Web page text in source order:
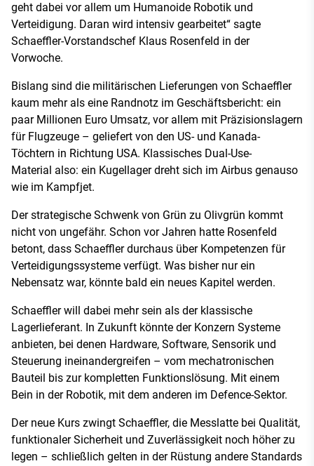
geht dabei vor allem um Humanoide Robotik und
Verteidigung. Daran wird intensiv gearbeitet“ sagte
Schaeffler-Vorstandschef Klaus Rosenfeld in der
Vorwoche.
Bislang sind die militärischen Lieferungen von Schaeffler
kaum mehr als eine Randnotz im Geschäftsbericht: ein
paar Millionen Euro Umsatz, vor allem mit Präzisionslagern
für Flugzeuge – geliefert von den US- und Kanada-
Töchtern in Richtung USA. Klassisches Dual-Use-
Material also: ein Kugellager dreht sich im Airbus genauso
wie im Kampfjet.
Der strategische Schwenk von Grün zu Olivgrün kommt
nicht von ungefähr. Schon vor Jahren hatte Rosenfeld
betont, dass Schaeffler durchaus über Kompetenzen für
Verteidigungssysteme verfügt. Was bisher nur ein
Nebensatz war, könnte bald ein neues Kapitel werden.
Schaeffler will dabei mehr sein als der klassische
Lagerlieferant. In Zukunft könnte der Konzern Systeme
anbieten, bei denen Hardware, Software, Sensorik und
Steuerung ineinandergreifen – vom mechatronischen
Bauteil bis zur kompletten Funktionslösung. Mit einem
Bein in der Robotik, mit dem anderen im Defence-Sektor.
Der neue Kurs zwingt Schaeffler, die Messlatte bei Qualität,
funktionaler Sicherheit und Zuverlässigkeit noch höher zu
legen – schließlich gelten in der Rüstung andere Standards